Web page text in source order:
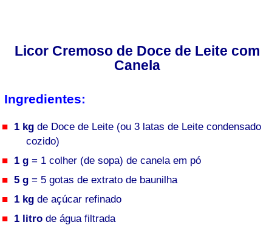
Licor Cremoso de Doce de Leite com
Canela
Ingredientes:
1 kg de Doce de Leite (ou 3 latas de Leite condensado
cozido)
1 g = 1 colher (de sopa) de canela em pó
5 g = 5 gotas de extrato de baunilha
1 kg de açúcar refinado
1 litro de água filtrada